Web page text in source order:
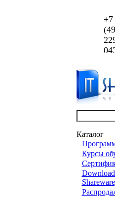
+7
Каталог
Курсы